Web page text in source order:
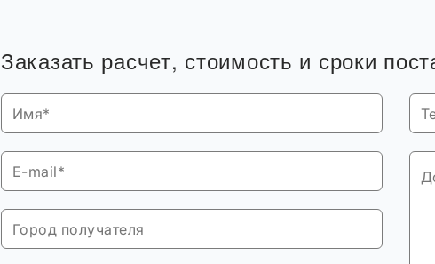
Заказать расчет, стоимость и сроки